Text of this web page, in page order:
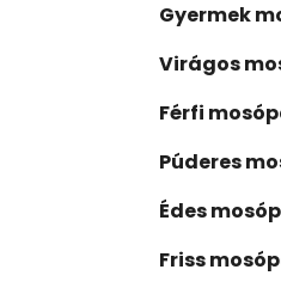
Gyermek
Virágos
Férfi
Púderes
Édes
Friss